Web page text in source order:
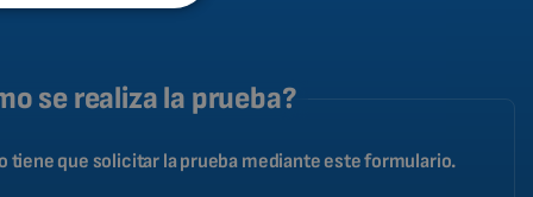
se realiza la prueba?
tiene que solicitar la prueba mediante este formulario.
SPANISH
MALAYSIAN